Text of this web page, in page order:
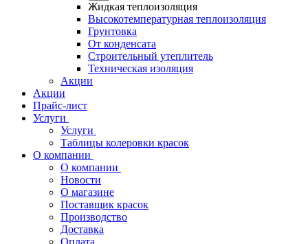
Жидкая теплоизоляция
Высокотемпературная теплоизоляция
Грунтовка
От конденсата
Строительный утеплитель
Техническая изоляция
Акции
Акции
Прайс-лист
Услуги
Услуги
Таблицы колеровки красок
О компании
О компании
Новости
О магазине
Поставщик красок
Производство
Доставка
Оплата